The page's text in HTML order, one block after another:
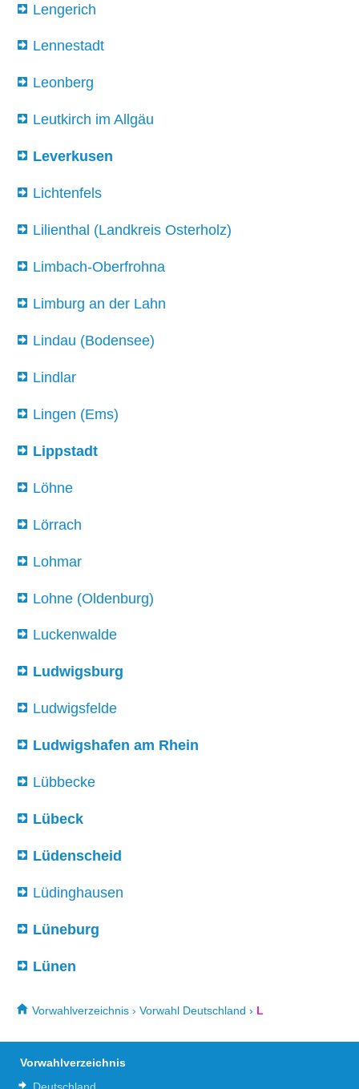
Lengerich
Lennestadt
Leonberg
Leutkirch im Allgäu
Leverkusen
Lichtenfels
Lilienthal (Landkreis Osterholz)
Limbach-Oberfrohna
Limburg an der Lahn
Lindau (Bodensee)
Lindlar
Lingen (Ems)
Lippstadt
Löhne
Lörrach
Lohmar
Lohne (Oldenburg)
Luckenwalde
Ludwigsburg
Ludwigsfelde
Ludwigshafen am Rhein
Lübbecke
Lübeck
Lüdenscheid
Lüdinghausen
Lüneburg
Lünen
Vorwahlverzeichnis › Vorwahl Deutschland › L
Vorwahlverzeichnis
Deutschland